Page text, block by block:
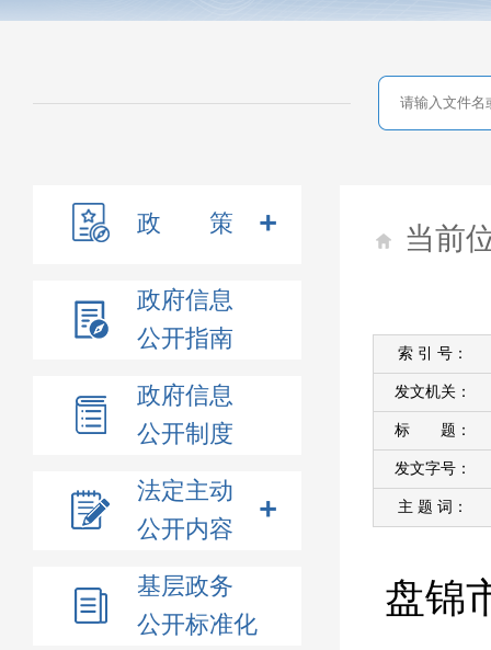
政 策
政府信息
公开指南
政府信息
公开制度
法定主动
公开内容
基层政务
公开标准化
当前
索 引 号：
发文机关：
标 题：
发文字号：
主 题 词：
盘锦